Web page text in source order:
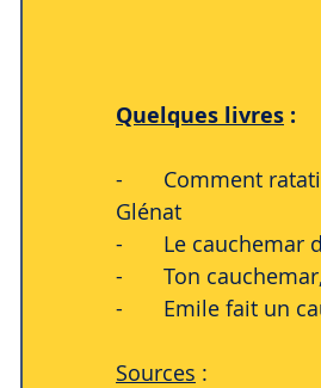
Quelques livres :
-	Comment ratatiner les cauchemars ?, Catherine Leblanc, Roland Garrigue, P’tit
Glénat
-	Le
-	Ton
-	Emile fait un
Sources :